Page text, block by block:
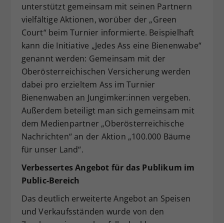
unterstützt gemeinsam mit seinen Partnern
vielfältige Aktionen, worüber der „Green
Court“ beim Turnier informierte. Beispielhaft
kann die Initiative „Jedes Ass eine Bienenwabe“
genannt werden: Gemeinsam mit der
Oberösterreichischen Versicherung werden
dabei pro erzieltem Ass im Turnier
Bienenwaben an Jungimker:innen vergeben.
Außerdem beteiligt man sich gemeinsam mit
dem Medienpartner „Oberösterreichische
Nachrichten“ an der Aktion „100.000 Bäume
für unser Land“.
Verbessertes Angebot für das Publikum im
Public-Bereich
Das deutlich erweiterte Angebot an Speisen
und Verkaufsständen wurde von den